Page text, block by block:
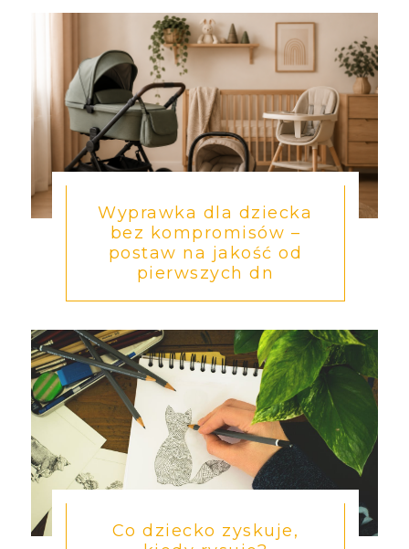
UDOSTĘPNIJ TEN WPIS:
Jak stworzyć domowy pokój zabaw dla
dziecka?
Spaghetti w sosie bolońskim - przepis
Wyprawka dla dziecka
bez kompromisów –
postaw na jakość od
pierwszych dn